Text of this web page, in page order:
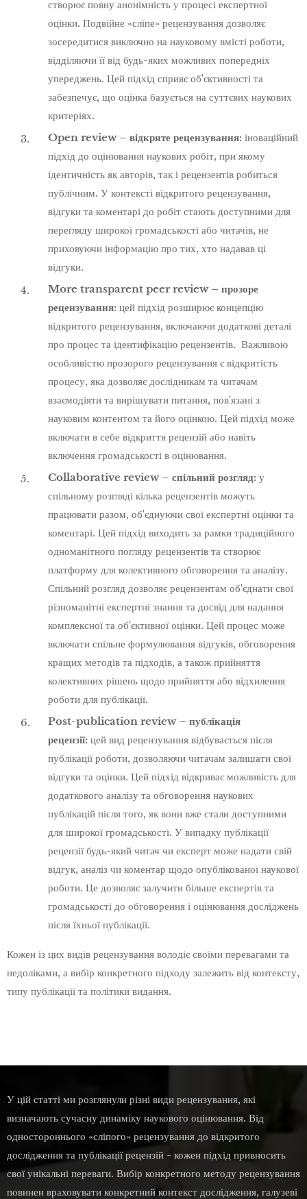
створює повну анонімність у процесі експертної
оцінки. Подвійне «сліпе» рецензування дозволяє
зосередитися виключно на науковому вмісті роботи,
відділяючи її від будь-яких можливих попередніх
упереджень. Цей підхід сприяє об'єктивності та
забезпечує, що оцінка базується на суттєвих наукових
критеріях.
Open review – відкрите рецензування: іноваційний
підхід до оцінювання наукових робіт, при якому
ідентичність як авторів, так і рецензентів робиться
публічним. У контексті відкритого рецензування,
відгуки та коментарі до робіт стають доступними для
перегляду широкої громадськості або читачів, не
приховуючи інформацію про тих, хто надавав ці
відгуки.
More transparent peer review – прозоре
рецензування: цей підхід розширює концепцію
відкритого рецензування, включаючи додаткові деталі
про процес та ідентифікацію рецензентів. Важливою
особливістю прозорого рецензування є відкритість
процесу, яка дозволяє дослідникам та читачам
взаємодіяти та вирішувати питання, пов'язані з
науковим контентом та його оцінкою. Цей підхід може
включати в себе відкриття рецензій або навіть
включення громадськості в оцінювання.
Collaborative review – спільний розгляд: у
спільному розгляді кілька рецензентів можуть
працювати разом, об'єднуючи свої експертні оцінки та
коментарі. Цей підхід виходить за рамки традиційного
одноманітного погляду рецензентів та створює
платформу для колективного обговорення та аналізу.
Спільний розгляд дозволяє рецензентам об'єднати свої
різноманітні експертні знання та досвід для надання
комплексної та об'єктивної оцінки. Цей процес може
включати спільне формулювання відгуків, обговорення
кращих методів та підходів, а також прийняття
колективних рішень щодо прийняття або відхилення
роботи для публікації.
Post-publication review – публікація
рецензії: цей вид рецензування відбувається після
публікації роботи, дозволяючи читачам залишати свої
відгуки та оцінки. Цей підхід відкриває можливість для
додаткового аналізу та обговорення наукових
публікацій після того, як вони вже стали доступними
для широкої громадськості. У випадку публікації
рецензії будь-який читач чи експерт може надати свій
відгук, аналіз чи коментар щодо опублікованої наукової
роботи. Це дозволяє залучити більше експертів та
громадськості до обговорення і оцінювання досліджень
після їхньої публікації.
Кожен із цих видів рецензування володіє своїми перевагами та
недоліками, а вибір конкретного підходу залежить від контексту,
типу публікації та політики видання.
У цій статті ми розглянули різні види рецензування, які
визначають сучасну динаміку наукового оцінювання. Від
одностороннього «сліпого» рецензування до відкритого
дослідження та публікації рецензій - кожен підхід привносить
свої унікальні переваги. Вибір конкретного методу рецензування
повинен враховувати конкретний контекст дослідження, галузеві